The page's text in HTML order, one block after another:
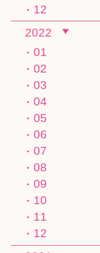
12
2022
01
02
03
04
05
06
07
08
09
10
11
12